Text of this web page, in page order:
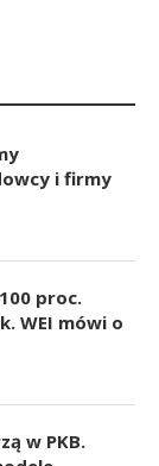
i firmy
proc.
WEI mówi o
w PKB.